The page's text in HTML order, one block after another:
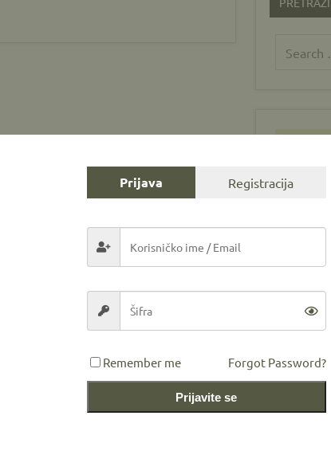
MycoBH
Prijava Registracija
Remember me Forgot Password?
Prijavite se